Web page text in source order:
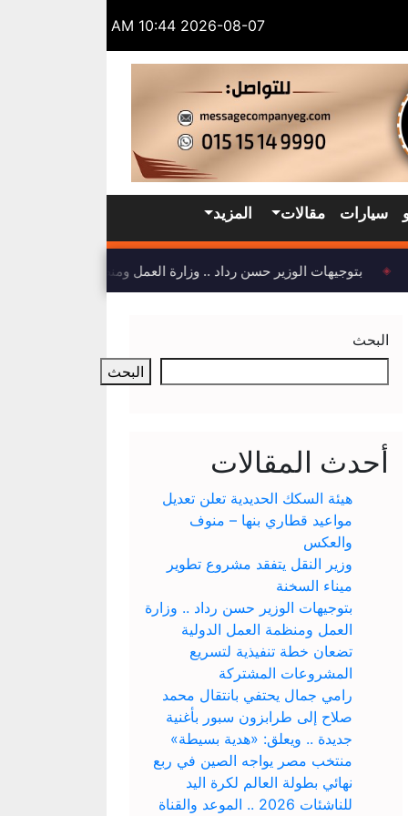
2026-08-07 10:44 AM
سيارات مقالات المزيد
◈ بتوجيهات الوزير حسن رداد .. وزارة العمل ومنظمة العمل
البحث
البحث
أحدث المقالات
هيئة السكك الحديدية تعلن تعديل
مواعيد قطاري بنها – منوف
والعكس
وزير النقل يتفقد مشروع تطوير
ميناء السخنة
بتوجيهات الوزير حسن رداد .. وزارة
العمل ومنظمة العمل الدولية
تضعان خطة تنفيذية لتسريع
المشروعات المشتركة
رامي جمال يحتفي بانتقال محمد
صلاح إلى طرابزون سبور بأغنية
جديدة .. ويعلق: «هدية بسيطة»
منتخب مصر يواجه الصين في ربع
نهائي بطولة العالم لكرة اليد
للناشئات 2026 .. الموعد والقناة